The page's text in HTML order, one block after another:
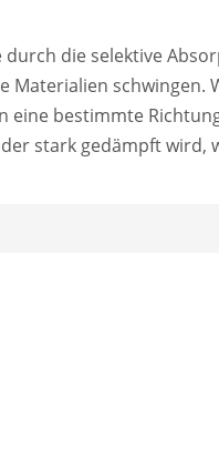
die selektive
Materialien
eine bestimmte
stark gedämpft wird,